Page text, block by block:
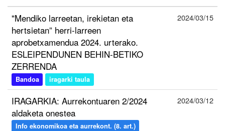
"Mendiko larreetan, irekietan eta
hertsietan” herri-larreen
aprobetxamendua 2024. urterako.
ESLEIPENDUNEN BEHIN-BETIKO
ZERRENDA
Bandoa iragarki taula
2024/03/15
IRAGARKIA: Aurrekontuaren 2/2024
aldaketa onestea
Info ekonomikoa eta aurrekont. (8. art.)
2024/03/12